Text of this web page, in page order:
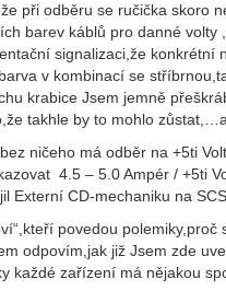
při odběru se ručička skoro
barev káblů pro danné
signalizaci,že konkrétní
v kombinací se
krabice Jsem jemně
takhle by to mohlo
ničeho má odběr na +5ti
4.5 – 5.0 Ampér / +5ti
Externí CD-mechaniku na
povedou polemiky,proč
odpovím,jak již Jsem zde
každé zařízení má nějakou